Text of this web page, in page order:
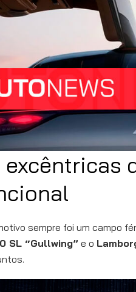
excêntricas
sempre foi um campo
SL “Gullwing” e o